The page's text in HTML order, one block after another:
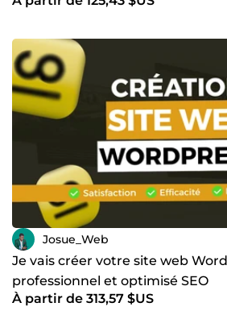
Josue_Web
Je vais créer votre site web
professionnel et optimisé SEO
À partir de 313,57 $US